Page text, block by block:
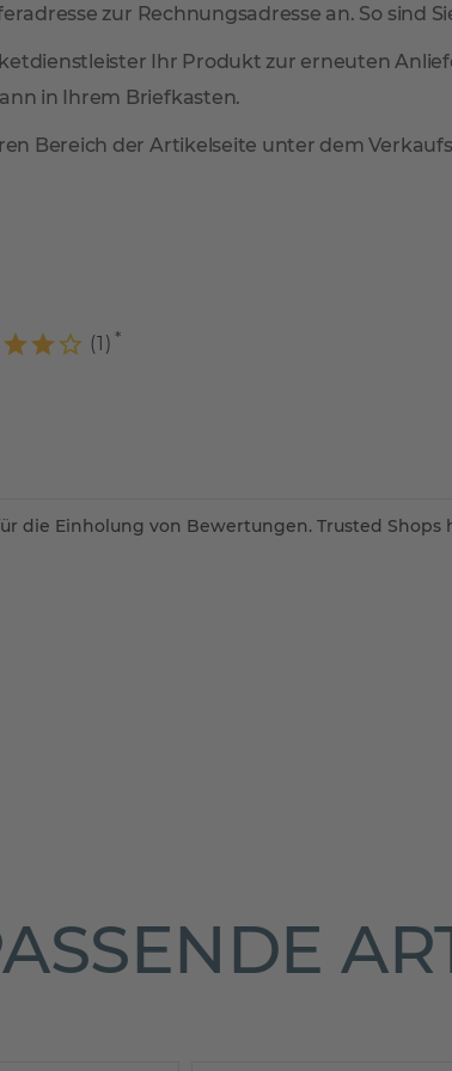
zur Rechnungsadresse an. So sind
Ihr Produkt zur erneuten
in Ihrem Briefkasten.
Bereich der Artikelseite unter dem
(1 )
die Einholung von Bewertungen. Trusted